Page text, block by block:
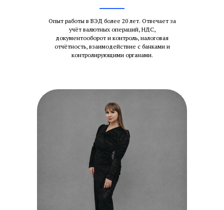
Опыт работы в ВЭД более 20 лет. Отвечает за
учёт валютных операций, НДС,
документооборот и контроль, налоговая
отчётность, взаимодействие с банками и
контролирующими органами.